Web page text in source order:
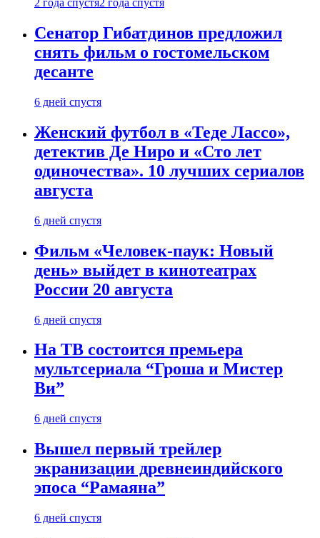
2 года спустя2 года спустя
Сенатор Гибатдинов предложил
снять фильм о гостомельском
десанте
6 дней спустя
Женский футбол в «Теде Лассо»,
детектив Де Ниро и «Сто лет
одиночества». 10 лучших сериалов
августа
6 дней спустя
Фильм «Человек-паук: Новый
день» выйдет в кинотеатрах
России 20 августа
6 дней спустя
На ТВ состоится премьера
мультсериала “Гроша и Мистер
Ви”
6 дней спустя
Вышел первый трейлер
экранизации древнеиндийского
эпоса “Рамаяна”
6 дней спустя